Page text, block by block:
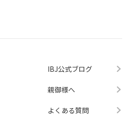
IBJ公式ブログ
親御様へ
よくある質問